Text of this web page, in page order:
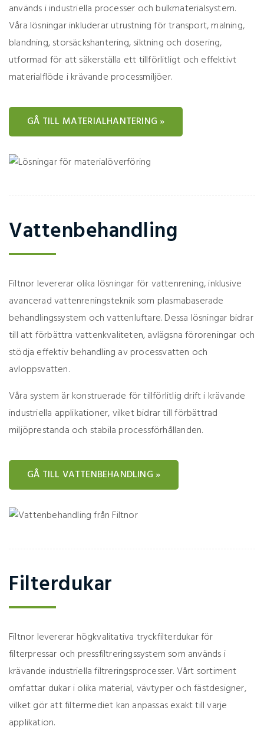
används i industriella processer och bulkmaterialsystem.
Våra lösningar inkluderar utrustning för transport, malning,
blandning, storsäckshantering, siktning och dosering,
utformad för att säkerställa ett tillförlitligt och effektivt
materialflöde i krävande processmiljöer.
GÅ TILL MATERIALHANTERING »
Vattenbehandling
Filtnor levererar olika lösningar för vattenrening, inklusive
avancerad vattenreningsteknik som plasmabaserade
behandlingssystem och vattenluftare. Dessa lösningar bidrar
till att förbättra vattenkvaliteten, avlägsna föroreningar och
stödja effektiv behandling av processvatten och
avloppsvatten.
Våra system är konstruerade för tillförlitlig drift i krävande
industriella applikationer, vilket bidrar till förbättrad
miljöprestanda och stabila processförhållanden.
GÅ TILL VATTENBEHANDLING »
Filterdukar
Filtnor levererar högkvalitativa tryckfilterdukar för
filterpressar och pressfiltreringssystem som används i
krävande industriella filtreringsprocesser. Vårt sortiment
omfattar dukar i olika material, vävtyper och fästdesigner,
vilket gör att filtermediet kan anpassas exakt till varje
applikation.